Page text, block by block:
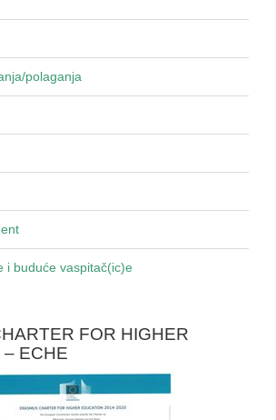
polaganja
i buduće vaspitač(ic)e
FOR HIGHER
– ECHE